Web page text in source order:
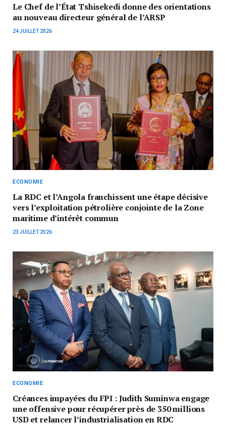
‎Le Chef de l’État Tshisekedi donne des orientations
au nouveau directeur général de l’ARSP
24 JUILLET 2026
ECONOMIE
La RDC et l’Angola franchissent une étape décisive
vers l’exploitation pétrolière conjointe de la Zone
maritime d’intérêt commun
23 JUILLET 2026
ECONOMIE
Créances impayées du FPI : Judith Suminwa engage
une offensive pour récupérer près de 350 millions
USD et relancer l’industrialisation en RDC